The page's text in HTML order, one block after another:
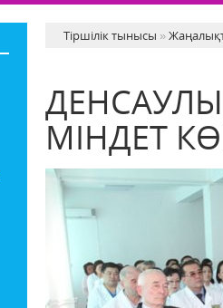
Тіршілік тынысы »
МІНДЕТ